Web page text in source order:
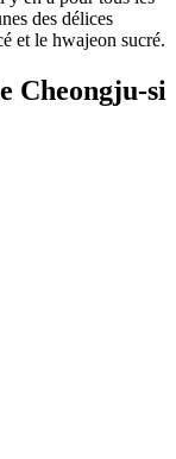
des délices
et le hwajeon sucré.
Cheongju-si